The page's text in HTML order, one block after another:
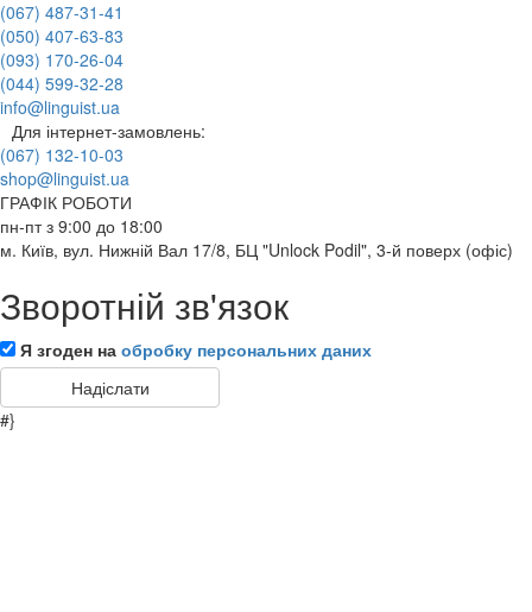
(067) 487-31-41
(050) 407-63-83
(093) 170-26-04
(044) 599-32-28
info@linguist.ua
Для інтернет-замовлень:
(067) 132-10-03
shop@linguist.ua
ГРАФІК РОБОТИ
пн-пт з 9:00 до 18:00
м. Київ, вул. Нижній Вал 17/8, БЦ "Unlock Podil", 3-й поверх (офіс)
Зворотній зв'язок
Я згоден на обробку персональних даних
#}